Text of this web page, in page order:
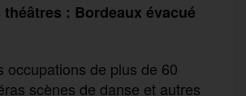
: Bordeaux évacué
occupations de plus de 60
scènes de danse et autres